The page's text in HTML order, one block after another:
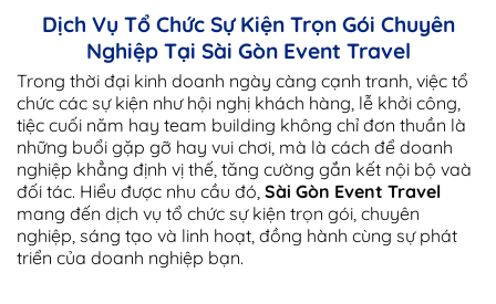
Dịch Vụ Tổ Chức Sự Kiện Trọn Gói Chuyên
Nghiệp Tại Sài Gòn Event Travel
Trong thời đại kinh doanh ngày càng cạnh tranh, việc tổ
chức các sự kiện như hội nghị khách hàng, lễ khởi công,
tiệc cuối năm hay team building không chỉ đơn thuần là
những buổi gặp gỡ hay vui chơi, mà là cách để doanh
nghiệp khẳng định vị thế, tăng cường gắn kết nội bộ vaà
đối tác. Hiểu được nhu cầu đó, Sài Gòn Event Travel
mang đến dịch vụ tổ chức sự kiện trọn gói, chuyên
nghiệp, sáng tạo và linh hoạt, đồng hành cùng sự phát
triển của doanh nghiệp bạn.